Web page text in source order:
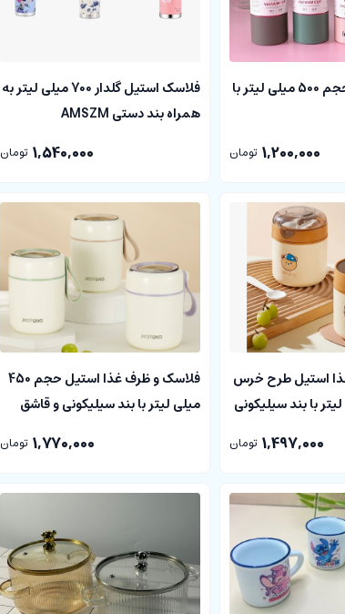
فلاسک استیل حجم 500 میلی لیتر با
1,200,000 تومان
فلاسک استیل گلدار 700 میلی لیتر به
همراه بند دستی AMSZM
1,540,000 تومان
استیل طرح خرس
1,497,000 تومان
فلاسک و ظرف غذا استیل حجم 450
میلی لیتر با بند سیلیکونی و قاشق
1,770,000 تومان